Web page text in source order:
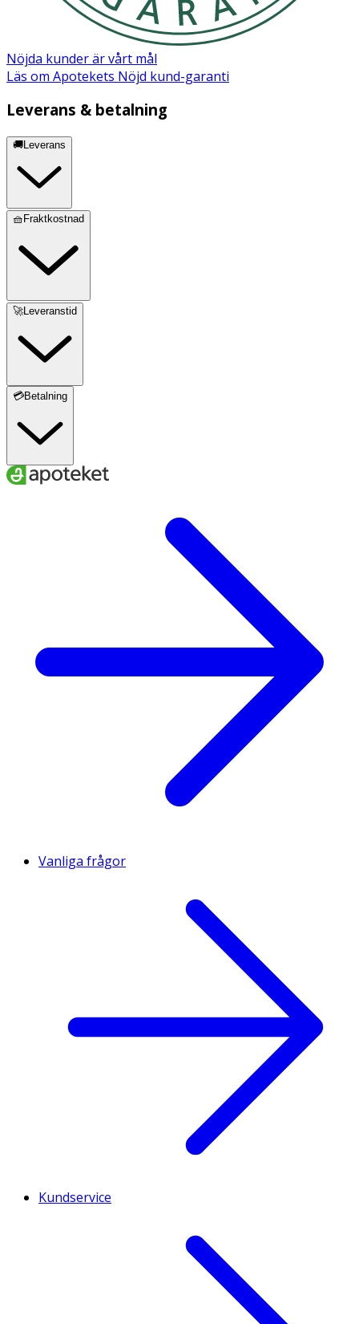
Nöjda kunder är vårt mål
Läs om Apotekets Nöjd kund-garanti
Leverans & betalning
🚚Leverans
🧺Fraktkostnad
🚀Leveranstid
💳Betalning
Vanliga frågor
Kundservice